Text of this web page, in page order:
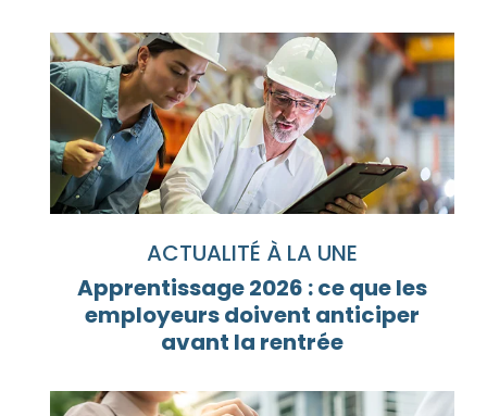
ACTUALITÉ À LA UNE
Apprentissage 2026 : ce que les
employeurs doivent anticiper
avant la rentrée